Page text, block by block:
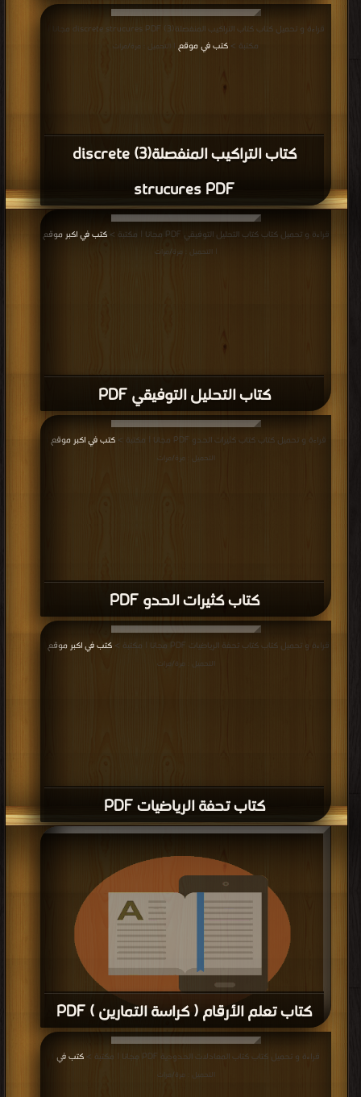
كتاب التراكيب المنفصلة(3) discrete
strucures PDF
قراءة و تحميل كتاب كتاب التراكيب المنفصلة(3) discrete strucures PDF مجانا |
مكتبة > كتب في موقع | التحميل : مرة/مرات
كتاب التحليل التوفيقي PDF
قراءة و تحميل كتاب كتاب التحليل التوفيقي PDF مجانا | مكتبة > كتب في اكبر موقع
| التحميل : مرة/مرات
كتاب كثيرات الحدو PDF
قراءة و تحميل كتاب كتاب كثيرات الحدو PDF مجانا | مكتبة > كتب في اكبر موقع
التحميل : مرة/مرات
كتاب تحفة الرياضيات PDF
قراءة و تحميل كتاب كتاب تحفة الرياضيات PDF مجانا | مكتبة > كتب في اكبر موقع
التحميل : مرة/مرات
كتاب تعلم الأرقام ( كراسة التمارين ) PDF
قراءة و تحميل كتاب كتاب تعلم الأرقام ( كراسة التمارين ) PDF مجانا | مكتبة >
كتب
في اكبر موقع | التحميل : مرة/مراتقراءة و تحميل كتاب كتاب المعادلات الحدودية PDF مجانا | مكتبة > كتب في
التحميل : مرة/مرات